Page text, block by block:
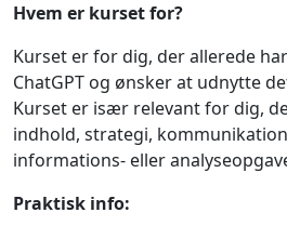
Hvem er kurset for?
Kurset er for dig, der allerede
ChatGPT og ønsker at udnytte
Kurset er især relevant for dig,
indhold, strategi,
informations- eller
Praktisk info: